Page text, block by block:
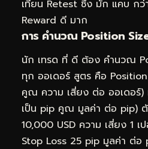
เทียน Retest ซึ่ง มัก แคบ กว่
Reward ดี มาก
การ คำนวณ Position
นัก เทรด ที่ ดี ต้อง คำนวณ
ทุก ออเดอร์ สูตร คือ
คูณ ความ เสี่ยง ต่อ ออเดอร์)
เป็น pip คูณ มูลค่า ต่อ pip)
10,000 USD ความ เสี่ยง 1 เ
Stop Loss 25 pip มูลค่า ต่อ